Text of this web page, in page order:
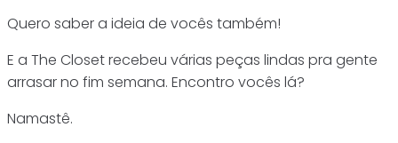
Quero saber a ideia de vocês também!
E a The Closet recebeu várias peças lindas pra gente
arrasar no fim semana. Encontro vocês lá?
Namastê.